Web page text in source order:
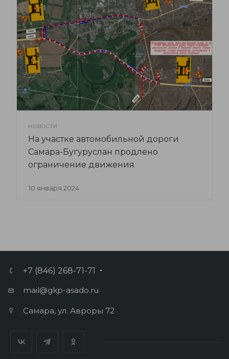
НОВОСТИ
На участке автомобильной дороги
Самара-Бугуруслан продлено
ограничение движения
10 января 2024
+7 (846) 268-71-71
mail@gkp-asado.ru
Самара, ул. Авроры 72